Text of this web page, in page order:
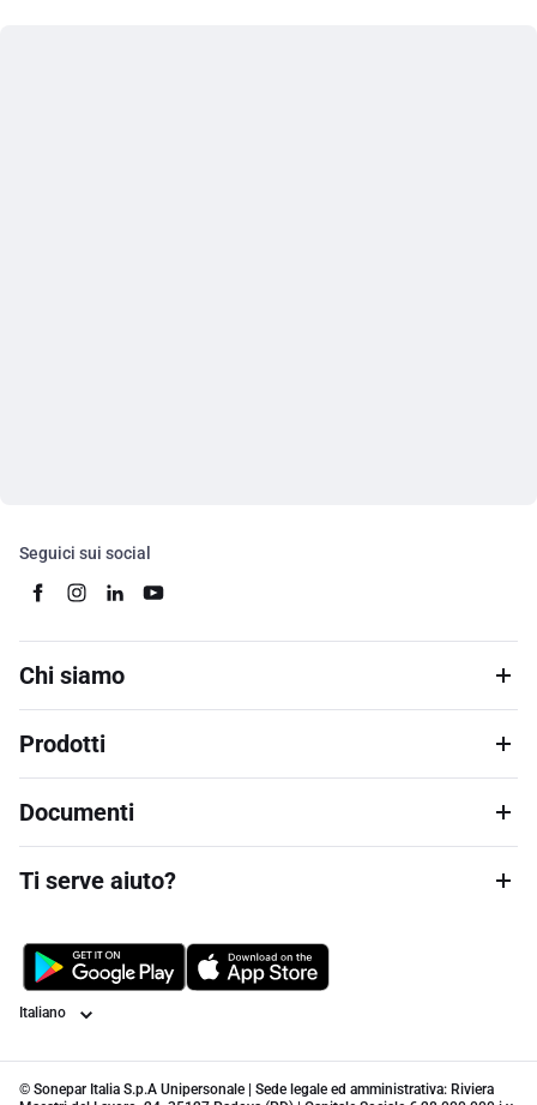
Seguici sui social
Chi siamo
Prodotti
Documenti
Ti serve aiuto?
Lingua
© Sonepar Italia S.p.A Unipersonale | Sede legale ed amministrativa: Riviera